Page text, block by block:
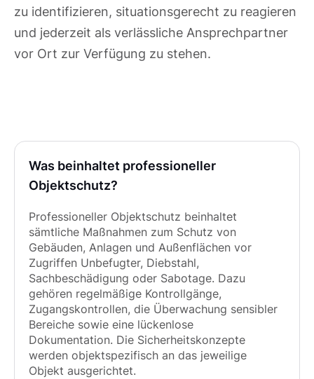
zu identifizieren, situationsgerecht zu reagieren
und jederzeit als verlässliche Ansprechpartner
vor Ort zur Verfügung zu stehen.
Was beinhaltet professioneller
Objektschutz?
Professioneller Objektschutz beinhaltet
sämtliche Maßnahmen zum Schutz von
Gebäuden, Anlagen und Außenflächen vor
Zugriffen Unbefugter, Diebstahl,
Sachbeschädigung oder Sabotage. Dazu
gehören regelmäßige Kontrollgänge,
Zugangskontrollen, die Überwachung sensibler
Bereiche sowie eine lückenlose
Dokumentation. Die Sicherheitskonzepte
werden objektspezifisch an das jeweilige
Objekt ausgerichtet.